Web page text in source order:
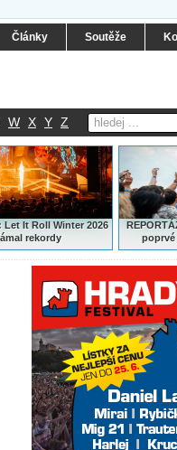
Články Soutěže
W X Y Z
Let It Roll Winter 2026
rekordy
poprvé